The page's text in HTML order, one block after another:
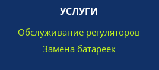
УСЛУГИ
Обслуживание регуляторов
Замена батареек